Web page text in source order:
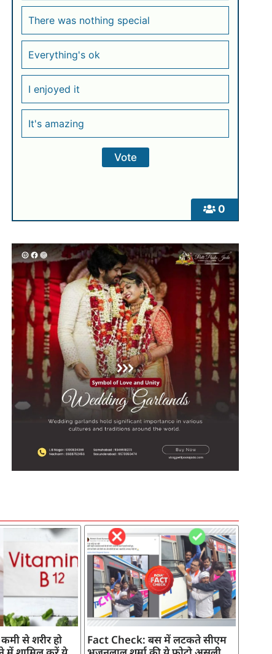
0
There was nothing special
Everything's ok
I enjoyed it
It's amazing
से शरीर हो
Fact Check: बस में लटकते सीएम